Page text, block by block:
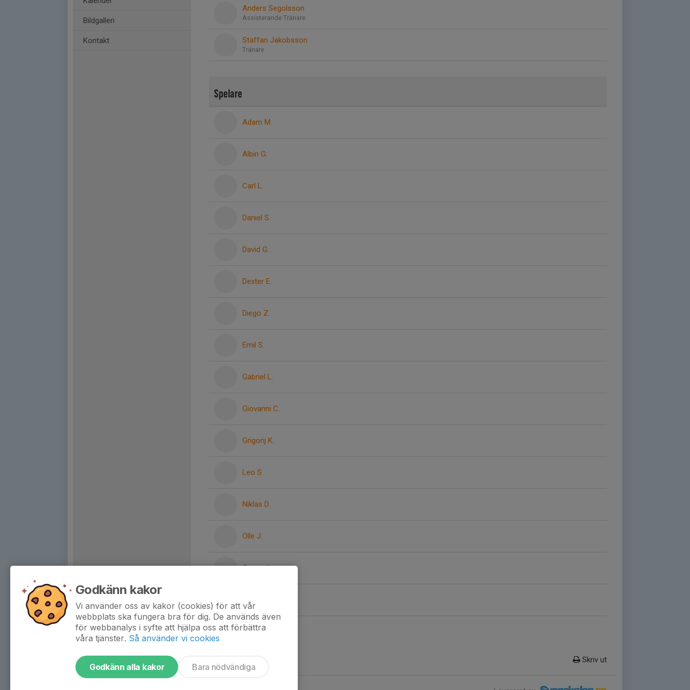
Bildgalleri
Kontakt
Anders Segolsson
Assisterande Tränare
Staffan Jakobsson
Tränare
Spelare
Adam M.
Albin G.
Carl L.
Daniel S.
David G.
Dexter E.
Diego Z.
Emil S.
Gabriel L.
Giovanni C.
Grigorij K.
Leo S.
Niklas D.
Olle J.
Oscar J.
Seth F.
Skriv ut
Godkänn kakor
Vi använder oss av kakor (cookies) för att vår
webbplats ska fungera bra för dig. De används även
för webbanalys i syfte att hjälpa oss att förbättra
våra tjänster. Så använder vi cookies
Godkänn alla kakor Bara nödvändiga